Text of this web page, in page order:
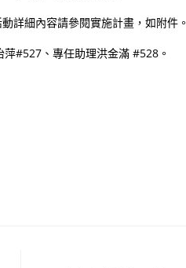
詳細內容請參閱實施計畫，如附件。
#527、專任助理洪金滿 #528。